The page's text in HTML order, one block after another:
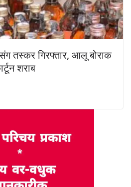
तस्कर गिरफ्तार, आलू बोराक
शराब